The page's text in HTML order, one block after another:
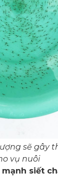
sẽ gây
vụ nuôi
siết